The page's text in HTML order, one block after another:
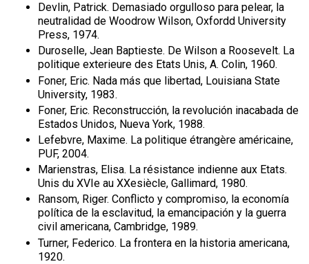
Devlin, Patrick. Demasiado orgulloso para pelear, la
neutralidad de Woodrow Wilson, Oxfordd University
Press, 1974.
Duroselle, Jean Baptieste. De Wilson a Roosevelt. La
politique exterieure des Etats Unis, A. Colin, 1960.
Foner, Eric. Nada más que libertad, Louisiana State
University, 1983.
Foner, Eric. Reconstrucción, la revolución inacabada de
Estados Unidos, Nueva York, 1988.
Lefebvre, Maxime. La politique étrangère américaine,
PUF, 2004.
Marienstras, Elisa. La résistance indienne aux Etats.
Unis du XVIe au XXesiècle, Gallimard, 1980.
Ransom, Riger. Conflicto y compromiso, la economía
política de la esclavitud, la emancipación y la guerra
civil americana, Cambridge, 1989.
Turner, Federico. La frontera en la historia americana,
1920.